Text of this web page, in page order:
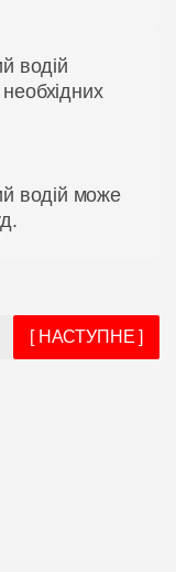
водій
водій може
[ НАСТУПНЕ ]